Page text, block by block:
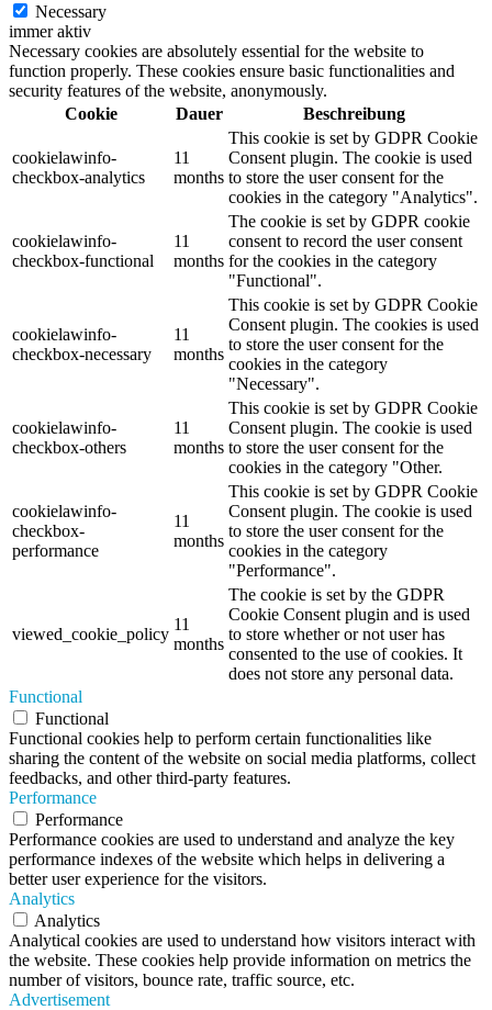
Necessary
immer aktiv
Necessary cookies are absolutely essential for the website to
function properly. These cookies ensure basic functionalities and
security features of the website, anonymously.
Cookie
Dauer Beschreibung
cookielawinfo-
checkbox-analytics
11
months
This cookie is set by GDPR Cookie
Consent plugin. The cookie is used
to store the user consent for the
cookies in the category "Analytics".
cookielawinfo-
checkbox-functional
11
months
The cookie is set by GDPR cookie
consent to record the user consent
for the cookies in the category
"Functional".
cookielawinfo-
checkbox-necessary
11
months
This cookie is set by GDPR Cookie
Consent plugin. The cookies is used
to store the user consent for the
cookies in the category
"Necessary".
cookielawinfo-
checkbox-others
11
months
This cookie is set by GDPR Cookie
Consent plugin. The cookie is used
to store the user consent for the
cookies in the category "Other.
cookielawinfo-
checkbox-
performance
11
months
This cookie is set by GDPR Cookie
Consent plugin. The cookie is used
to store the user consent for the
cookies in the category
"Performance".
viewed_cookie_policy
11
months
The cookie is set by the GDPR
Cookie Consent plugin and is used
to store whether or not user has
consented to the use of cookies. It
does not store any personal data.
Functional
Functional
Functional cookies help to perform certain functionalities like
sharing the content of the website on social media platforms, collect
feedbacks, and other third-party features.
Performance
Performance
Performance cookies are used to understand and analyze the key
performance indexes of the website which helps in delivering a
better user experience for the visitors.
Analytics
Analytics
Analytical cookies are used to understand how visitors interact with
the website. These cookies help provide information on metrics the
number of visitors, bounce rate, traffic source, etc.
Advertisement